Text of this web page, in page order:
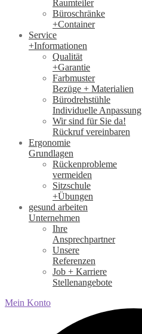
Raumteiler
Büroschränke
+Container
Service
+Informationen
Qualität
+Garantie
Farbmuster
Bezüge + Materialien
Bürodrehstühle
Individuelle Anpassung
Wir sind für Sie da!
Rückruf vereinbaren
Ergonomie
Grundlagen
Rückenprobleme
vermeiden
Sitzschule
+Übungen
gesund arbeiten
Unternehmen
Ihre
Ansprechpartner
Unsere
Referenzen
Job + Karriere
Stellenangebote
Mein Konto